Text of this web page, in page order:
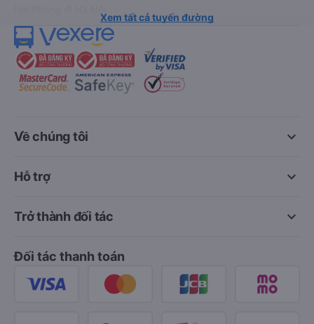
Xem tất cả tuyến đường
keyboard_arrow_down
Về chúng tôi
keyboard_arrow_down
Hỗ trợ
keyboard_arrow_down
Trở thành đối tác
Đối tác thanh toán